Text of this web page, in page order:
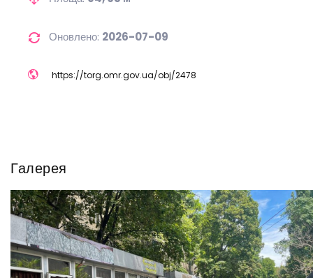
Оновлено: 2026-07-09
https://torg.omr.gov.ua/obj/2478
Галерея